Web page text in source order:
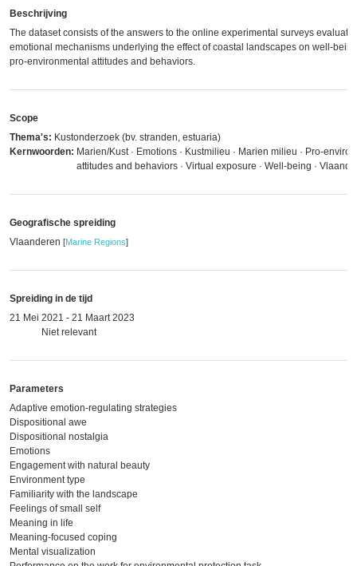
Beschrijving
The dataset consists of the answers to the online experimental surveys
emotional mechanisms underlying the effect of coastal landscapes on well-
pro-environmental attitudes and behaviors.
Scope
Thema's: Kustonderzoek (bv. stranden, estuaria)
Kernwoorden: Marien/Kust · Emotions · Kustmilieu · Marien milieu · Pro-
attitudes and behaviors · Virtual exposure · Well-being ·
Geografische spreiding
Vlaanderen [Marine Regions]
Spreiding in de tijd
21 Mei 2021 - 21 Maart 2023
Niet relevant
Parameters
Adaptive emotion-regulating strategies
Dispositional awe
Dispositional nostalgia
Emotions
Engagement with natural beauty
Environment type
Familiarity with the landscape
Feelings of small self
Meaning in life
Meaning-focused coping
Mental visualization